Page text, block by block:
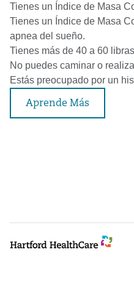
Tienes un Índice de Masa
Tienes un Índice de Masa
apnea del sueño.
Tienes más de 40 a 60
No puedes caminar o
Estás preocupado por un
Aprende Más